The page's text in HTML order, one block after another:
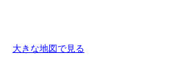
大きな地図で見る